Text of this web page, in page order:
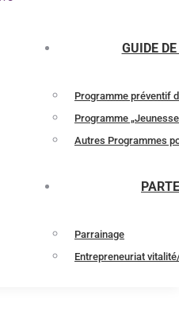
GUIDE
Programme préventif
Programme
Autres Programmes
Parrainage
Entrepreneuriat